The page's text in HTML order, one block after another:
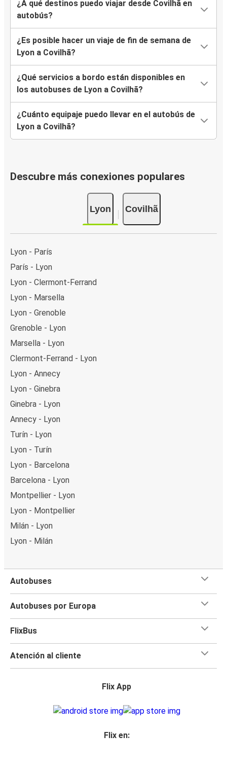
¿A qué destinos puedo viajar desde Covilhã en
autobús?
¿Es posible hacer un viaje de fin de semana de
Lyon a Covilhã?
¿Qué servicios a bordo están disponibles en
los autobuses de Lyon a Covilhã?
¿Cuánto equipaje puedo llevar en el autobús de
Lyon a Covilhã?
Descubre más conexiones populares
Lyon Covilhã
Lyon - París
París - Lyon
Lyon - Clermont-Ferrand
Lyon - Marsella
Lyon - Grenoble
Grenoble - Lyon
Marsella - Lyon
Clermont-Ferrand - Lyon
Lyon - Annecy
Lyon - Ginebra
Ginebra - Lyon
Annecy - Lyon
Turín - Lyon
Lyon - Turín
Lyon - Barcelona
Barcelona - Lyon
Montpellier - Lyon
Lyon - Montpellier
Milán - Lyon
Lyon - Milán
Autobuses
Autobuses por Europa
FlixBus
Atención al cliente
Flix App
Flix en: